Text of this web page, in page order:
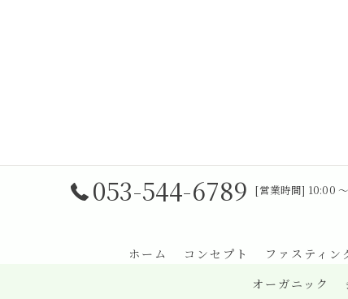
053-544-6789 [営業時間] 10:00
ホーム コンセプト ファスティン
オーガニック